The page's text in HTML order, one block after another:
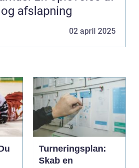
afslapning
02 april 2025
Turneringsplan:
Skab en